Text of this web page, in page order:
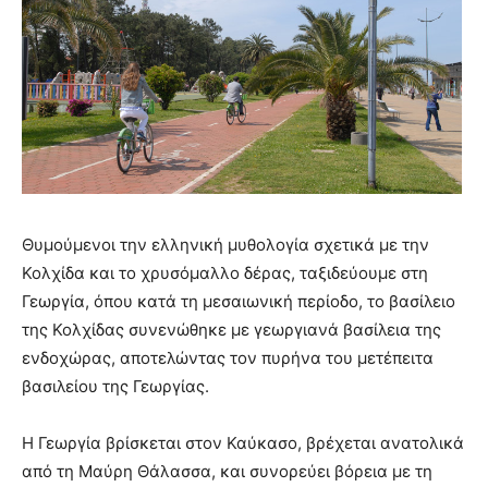
Θυμούμενοι την ελληνική μυθολογία σχετικά με την
Κολχίδα και το χρυσόμαλλο δέρας, ταξιδεύουμε στη
Γεωργία, όπου κατά τη μεσαιωνική περίοδο, το βασίλειο
της Κολχίδας συνενώθηκε με γεωργιανά βασίλεια της
ενδοχώρας, αποτελώντας τον πυρήνα του μετέπειτα
βασιλείου της Γεωργίας.
Η Γεωργία βρίσκεται στον Καύκασο, βρέχεται ανατολικά
από τη Μαύρη Θάλασσα, και συνορεύει βόρεια με τη